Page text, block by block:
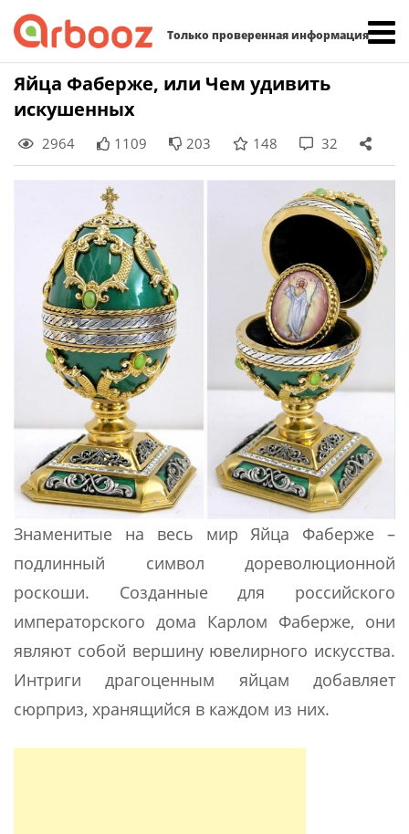
Только проверенная информация
Skip
content
Яйца Фаберже, или Чем удивить
искушенных
2964 1109 203 148 32
Знаменитые на весь мир Яйца Фаберже –
подлинный символ дореволюционной
роскоши. Созданные для российского
императорского дома Карлом Фаберже, они
являют собой вершину ювелирного искусства.
Интриги драгоценным яйцам добавляет
сюрприз, хранящийся в каждом из них.
Найти: